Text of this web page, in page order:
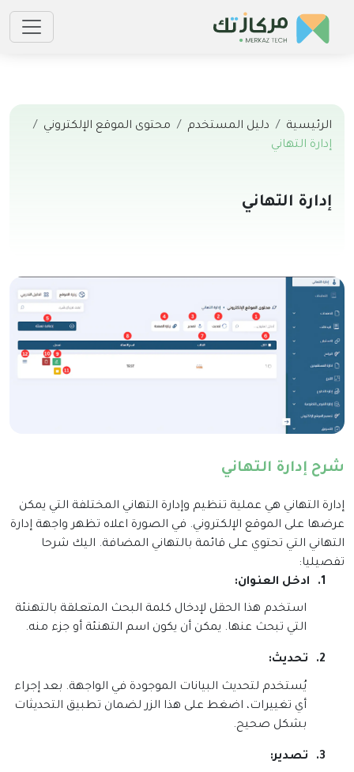
الرئيسية دليل المستخدم
محتوى الموقع الإلكتروني
إدارة التهاني
إدارة التهاني
شرح إدارة التهاني
إدارة التهاني هي عملية تنظيم وإدارة التهاني المختلفة التي يمكن
عرضها على الموقع الإلكتروني. في الصورة اعلاه تظهر واجهة إدارة
التهاني التي تحتوي على قائمة بالتهاني المضافة. اليك شرحا
تفصيليا:
1.
ادخل العنوان:
استخدم هذا الحقل لإدخال كلمة البحث المتعلقة بالتهنئة
التي تبحث عنها. يمكن أن يكون اسم التهنئة أو جزء منه.
2. تحديث:
يُستخدم لتحديث البيانات الموجودة في الواجهة. بعد إجراء
أي تغييرات، اضغط على هذا الزر لضمان تطبيق التحديثات
بشكل صحيح.
3. تصدير: